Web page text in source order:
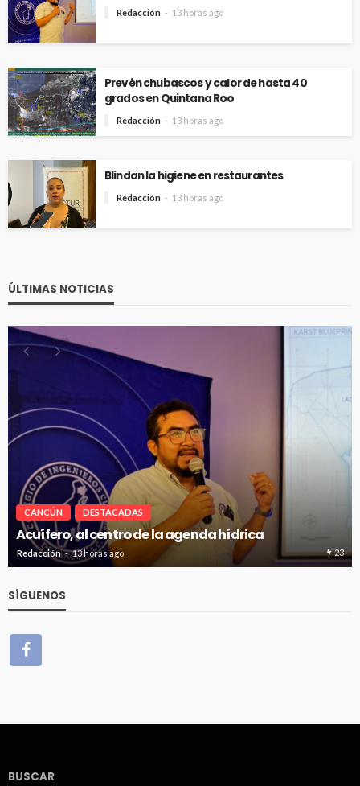
Redacción 13 horas ago
Prevén chubascos y calor de hasta 40
grados en Quintana Roo
Redacción 13 horas ago
Blindan la higiene en restaurantes
Redacción 13 horas ago
ÚLTIMAS NOTICIAS
23
CANCÚN DESTACADAS
Renuevan 250 módulos de basura en el bulevar
Kukulcán
Redacción 13 horas ago
SÍGUENOS
BUSCAR